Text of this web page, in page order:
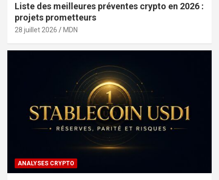
Liste des meilleures préventes crypto en 2026 :
projets prometteurs
28 juillet 2026 MDN
ANALYSES CRYPTO